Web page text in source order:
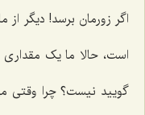
اگر زورمان برسد! دیگر
است، حالا ما یک
گویید نیست؟ چرا وقتی